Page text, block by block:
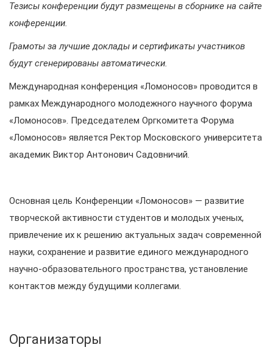
Тезисы конференции будут размещены в сборнике на сайте
конференции.
Грамоты за лучшие доклады и сертификаты участников
будут сгенерированы автоматически.
Международная конференция «Ломоносов» проводится в
рамках Международного молодежного научного форума
«Ломоносов». Председателем Оргкомитета Форума
«Ломоносов» является Ректор Московского университета
академик Виктор Антонович Садовничий.
Основная цель Конференции «Ломоносов» — развитие
творческой активности студентов и молодых ученых,
привлечение их к решению актуальных задач современной
науки, сохранение и развитие единого международного
научно-образовательного пространства, установление
контактов между будущими коллегами.
Организаторы